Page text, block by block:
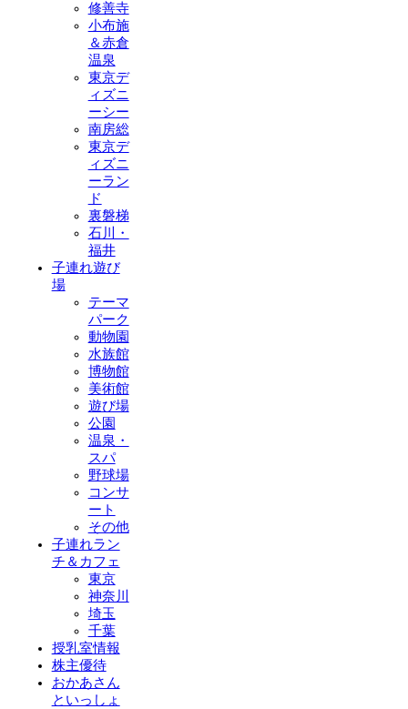
修善寺
小布施
＆赤倉
温泉
東京デ
ィズニ
ーシー
南房総
東京デ
ィズニ
ーラン
ド
裏磐梯
石川・
福井
子連れ遊び
場
テーマ
パーク
動物園
水族館
博物館
美術館
遊び場
公園
温泉・
スパ
野球場
コンサ
ート
その他
子連れラン
チ＆カフェ
東京
神奈川
埼玉
千葉
授乳室情報
株主優待
おかあさん
といっしょ